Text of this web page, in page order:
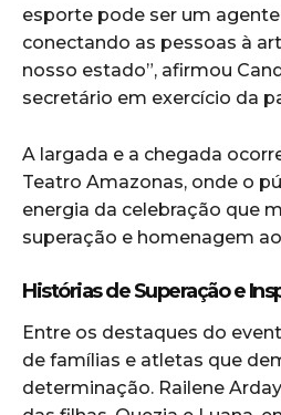
esporte pode ser um
conectando as pessoas à
nosso estado”, afirmou
secretário em exercício da
A largada e a chegada
Teatro Amazonas, onde o
energia da celebração que
superação e homenagem
Histórias de Superação e
Entre os destaques do
de famílias e atletas que
determinação. Railene